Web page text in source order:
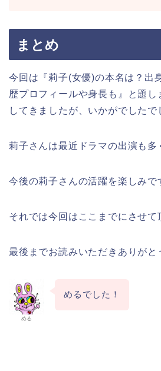
まとめ
今回は『莉子(女優)の本名は？出
歴プロフィールや身長も』と題し
してきましたが、いかがでしたで
莉子さんは最近ドラマの出演も多
今後の莉子さんの活躍を楽しみで
それでは今回はここまでにさせて
最後までお読みいただきありがと
める
めるでした！